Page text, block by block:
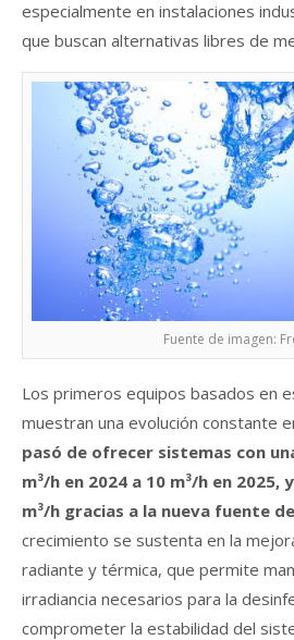
especialmente en instalaciones
que buscan alternativas libres de
Fuente de imagen:
Los primeros equipos basados en
muestran una evolución constante
pasó de ofrecer sistemas con
m³/h en 2024 a 10 m³/h en 2025,
m³/h gracias a la nueva fuente
crecimiento se sustenta en la
radiante y térmica, que permite
irradiancia necesarios para la
comprometer la estabilidad del